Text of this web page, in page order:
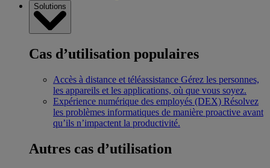
Solutions
Cas d’utilisation populaires
Accès à distance et téléassistance Gérez les personnes,
les appareils et les applications, où que vous soyez.
Expérience numérique des employés (DEX) Résolvez
les problèmes informatiques de manière proactive avant
qu’ils n’impactent la productivité.
Autres cas d’utilisation